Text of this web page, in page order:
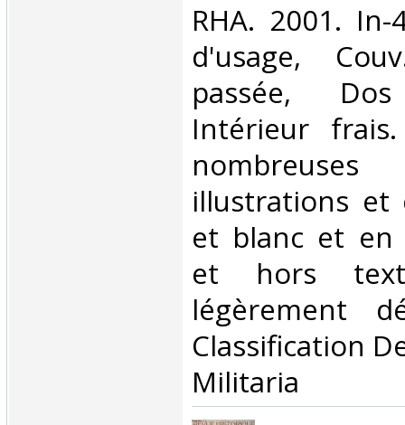
‎RHA. 2001.
d'usage,
passée,
Intérieur
illustrations et
et blanc et en
et hors
légèrement
Classification
Militaria‎